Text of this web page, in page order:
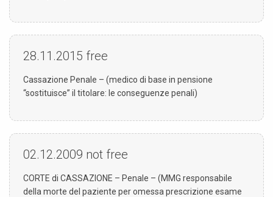
28.11.2015 free
Cassazione Penale – (medico di base in pensione
“sostituisce” il titolare: le conseguenze penali)
02.12.2009 not free
CORTE di CASSAZIONE – Penale – (MMG responsabile
della morte del paziente per omessa prescrizione esame